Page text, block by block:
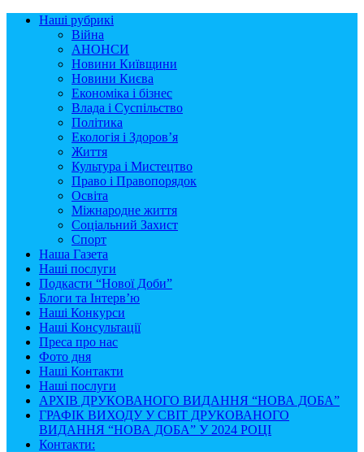
Наші рубрикі
Війна
АНОНСИ
Новини Київщини
Новини Києва
Економіка і бізнес
Влада і Суспільство
Політика
Екологія і Здоров’я
Життя
Культура і Мистецтво
Право і Правопорядок
Освіта
Міжнародне життя
Соціальний Захист
Спорт
Наша Газета
Наші послуги
Подкасти “Нової Доби”
Блоги та Інтерв’ю
Наші Конкурси
Наші Консультації
Преса про нас
Фото дня
Наші Контакти
Наші послуги
АРХІВ ДРУКОВАНОГО ВИДАННЯ “НОВА ДОБА”
ГРАФІК ВИХОДУ У СВІТ ДРУКОВАНОГО
ВИДАННЯ “НОВА ДОБА” У 2024 РОЦІ
Контакти: